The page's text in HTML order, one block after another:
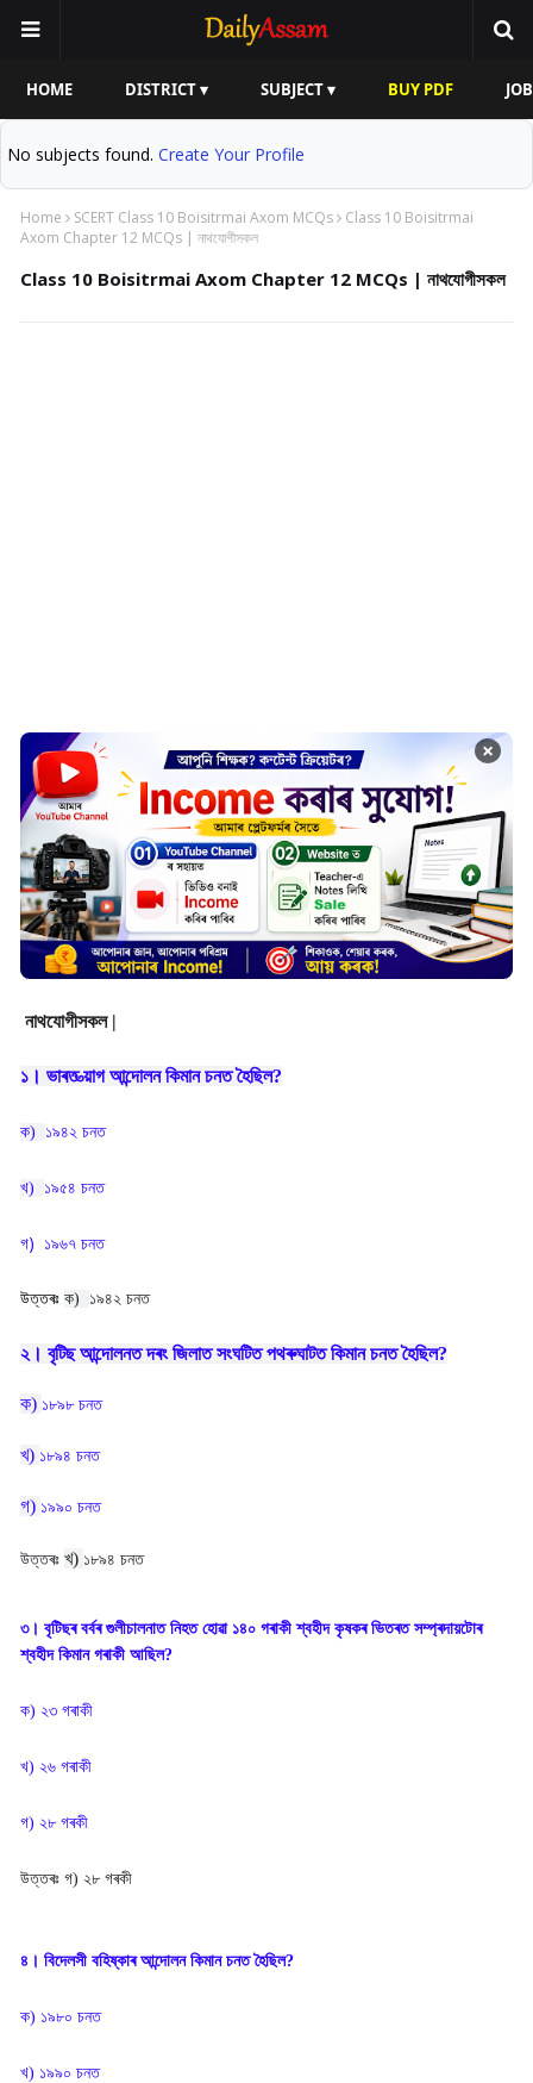
HOME DISTRICT ▾ SUBJECT ▾ BUY PDF
No subjects found. Create Your Profile
Home SCERT Class 10 Boisitrmai Axom MCQs
Class 10 Boisitrmai
Axom Chapter 12 MCQs | নাথযোগীসকল
Class 10 Boisitrmai Axom Chapter 12 MCQs | নাথযোগীসকল
×
নাথযোগীসকল |
১। ভাৰত ত্য়াগ আন্দোলন কিমান চনত হৈছিল?
ক) ১৯৪২ চনত
খ) ১৯৫৪ চনত
গ) ১৯৬৭ চনত
উত্তৰঃ ক) ১৯৪২ চনত
২। বৃটিছ আন্দোলনত দৰং জিলাত সংঘটিত পথৰুঘাটত কিমান চনত হৈছিল?
ক) ১৮৯৮ চনত
খ) ১৮৯৪ চনত
গ) ১৯৯০ চনত
উত্তৰঃ খ) ১৮৯৪ চনত
৩। বৃটিছৰ বৰ্বৰ গুলীচালনাত নিহত হোৱা ১৪০ গৰাকী শ্বহীদ কৃষকৰ ভিতৰত সম্প্ৰদায়টোৰ
শ্বহীদ কিমান গৰাকী আছিল?
ক) ২৩ গৰাকী
খ) ২৬ গৰাকী
গ) ২৮ গৰকী
উত্তৰঃ গ) ২৮ গৰকী
৪। বিদেলসী বহিষ্কাৰ আন্দোলন কিমান চনত হৈছিল?
ক) ১৯৮০ চনত
খ) ১৯৯০ চনত